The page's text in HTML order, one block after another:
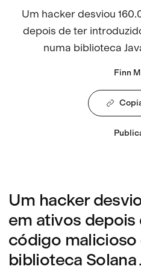
Um hacker desviou
depois de ter
numa biblioteca
Finn
Um hacker
em ativos depois
código malicioso
biblioteca Solana